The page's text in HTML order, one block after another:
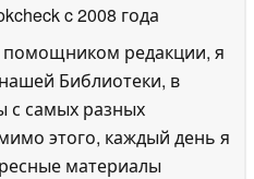
c 2008 года
помощником редакции, я
Библиотеки, в
с самых разных
этого, каждый день я
материалы